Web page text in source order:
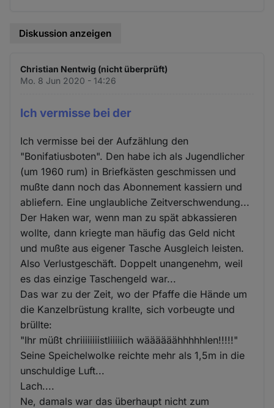
Diskussion anzeigen
Christian Nentwig (nicht überprüft)
Mo. 8 Jun 2020 - 14:26
Ich vermisse bei der
Ich vermisse bei der Aufzählung den
"Bonifatiusboten". Den habe ich als Jugendlicher
(um 1960 rum) in Briefkästen geschmissen und
mußte dann noch das Abonnement kassiern und
abliefern. Eine unglaubliche Zeitverschwendung...
Der Haken war, wenn man zu spät abkassieren
wollte, dann kriegte man häufig das Geld nicht
und mußte aus eigener Tasche Ausgleich leisten.
Also Verlustgeschäft. Doppelt unangenehm, weil
es das einzige Taschengeld war...
Das war zu der Zeit, wo der Pfaffe die Hände um
die Kanzelbrüstung krallte, sich vorbeugte und
brüllte:
"Ihr müßt chriiiiiiiistliiiiich wäääääähhhhhlen!!!!!"
Seine Speichelwolke reichte mehr als 1,5m in die
unschuldige Luft...
Lach....
Ne, damals war das überhaupt nicht zum